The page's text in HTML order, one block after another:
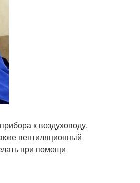
к воздуховоду.
вентиляционный
при помощи